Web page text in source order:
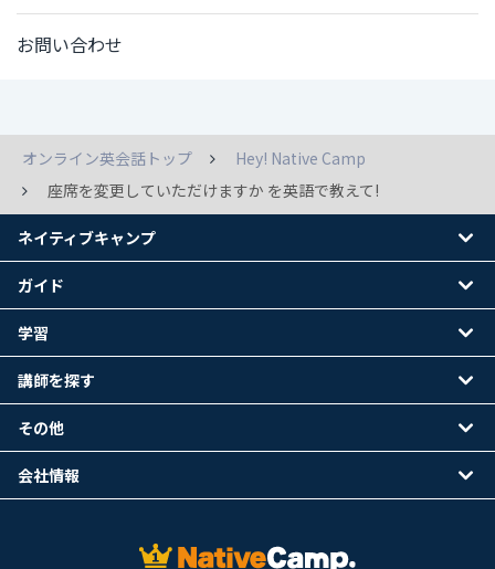
お問い合わせ
オンライン英会話トップ
Hey! Native Camp
座席を変更していただけますか を英語で教えて!
ネイティブキャンプ
ガイド
学習
講師を探す
その他
会社情報